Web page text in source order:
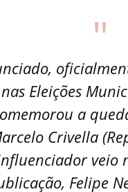
"
nas Eleições
a
Crivella
veio
Felipe